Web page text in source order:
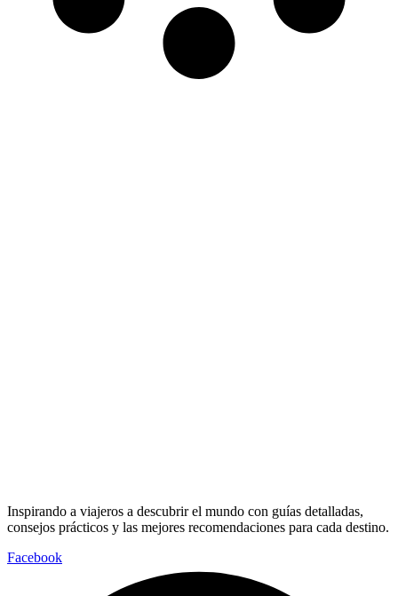
Inspirando a viajeros a descubrir el mundo con guías detalladas,
consejos prácticos y las mejores recomendaciones para cada destino.
Facebook